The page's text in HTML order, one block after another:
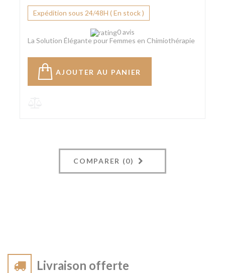
Expédition sous 24/48H ( En stock )
0 avis
La Solution Élégante pour Femmes en Chimiothérapie
AJOUTER AU PANIER
COMPARER (0)
Livraison offerte